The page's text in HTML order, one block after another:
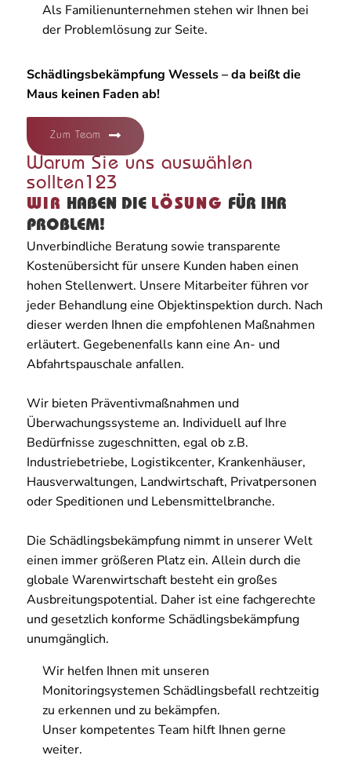
Als Familienunternehmen stehen wir Ihnen bei
der Problemlösung zur Seite.
Schädlingsbekämpfung Wessels – da beißt die
Maus keinen Faden ab!
Zum Team
Warum Sie uns auswählen
sollten123
WIR HABEN DIE LÖSUNG FÜR IHR
PROBLEM!
Unverbindliche Beratung sowie transparente
Kostenübersicht für unsere Kunden haben einen
hohen Stellenwert. Unsere Mitarbeiter führen vor
jeder Behandlung eine Objektinspektion durch. Nach
dieser werden Ihnen die empfohlenen Maßnahmen
erläutert. Gegebenenfalls kann eine An- und
Abfahrtspauschale anfallen.
Wir bieten Präventivmaßnahmen und
Überwachungssysteme an. Individuell auf Ihre
Bedürfnisse zugeschnitten, egal ob z.B.
Industriebetriebe, Logistikcenter, Krankenhäuser,
Hausverwaltungen, Landwirtschaft, Privatpersonen
oder Speditionen und Lebensmittelbranche.
Die Schädlingsbekämpfung nimmt in unserer Welt
einen immer größeren Platz ein. Allein durch die
globale Warenwirtschaft besteht ein großes
Ausbreitungspotential. Daher ist eine fachgerechte
und gesetzlich konforme Schädlingsbekämpfung
unumgänglich.
Wir helfen Ihnen mit unseren
Monitoringsystemen Schädlingsbefall rechtzeitig
zu erkennen und zu bekämpfen.
Unser kompetentes Team hilft Ihnen gerne
weiter.